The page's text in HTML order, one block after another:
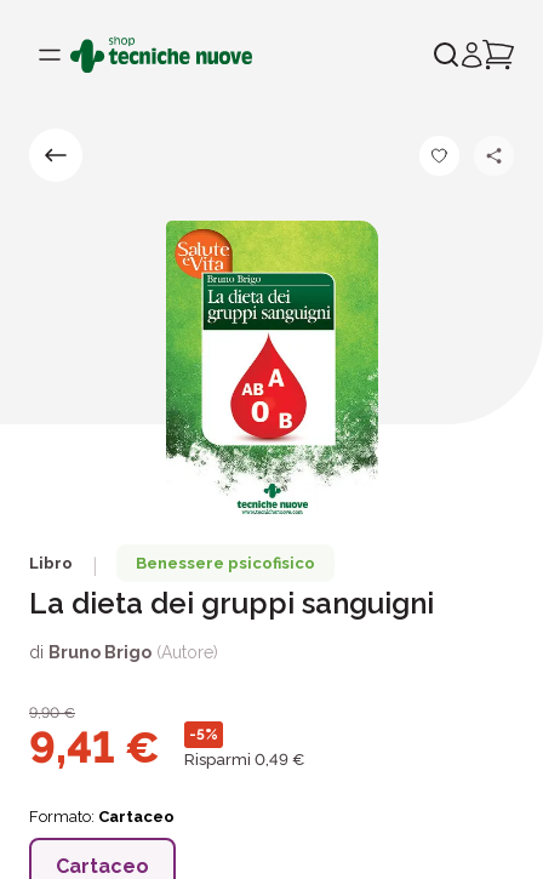
Libro Benessere psicofisico
La dieta dei gruppi sanguigni
di Bruno Brigo (Autore)
9,90€
9,41 € -5%
Risparmi 0,49 €
Formato: Cartaceo
Cartaceo